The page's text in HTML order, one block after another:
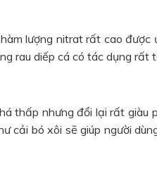
lượng nitrat rất cao
rau diếp cá có tác dụng rất
thấp nhưng đổi lại rất giàu
cải bó xôi sẽ giúp người